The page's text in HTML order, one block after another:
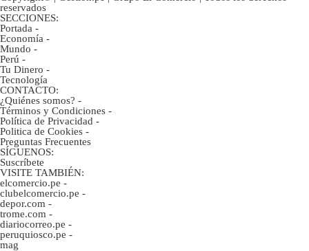
reservados
SECCIONES:
Portada -
Economía -
Mundo -
Perú -
Tu Dinero -
Tecnología
CONTACTO:
¿Quiénes somos? -
Términos y Condiciones -
Política de Privacidad -
Politica de Cookies -
Preguntas Frecuentes
SÍGUENOS:
Suscríbete
VISITE TAMBIÉN:
elcomercio.pe -
clubelcomercio.pe -
depor.com -
trome.com -
diariocorreo.pe -
peruquiosco.pe -
mag